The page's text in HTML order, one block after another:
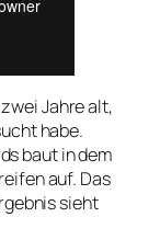
Jahre alt,
habe.
baut in dem
auf. Das
sieht